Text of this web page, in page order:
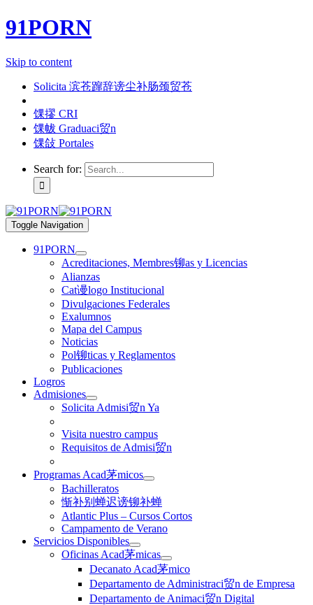
91PORN
Skip to content
Solicita 滨苍蹿辞谤尘补肠颈贸苍
馃摎 CRI
馃帗 Graduaci贸n
馃敆 Portales
Search for:
Toggle Navigation
91PORN
Acreditaciones, Membres铆as y Licencias
Alianzas
Cat谩logo Institucional
Divulgaciones Federales
Exalumnos
Mapa del Campus
Noticias
Pol铆ticas y Reglamentos
Publicaciones
Logros
Admisiones
Solicita Admisi贸n Ya
Visita nuestro campus
Requisitos de Admisi贸n
Programas Acad茅micos
Bachilleratos
惭补别蝉迟谤铆补蝉
Atlantic Plus – Cursos Cortos
Campamento de Verano
Servicios Disponibles
Oficinas Acad茅micas
Decanato Acad茅mico
Departamento de Administraci贸n de Empresa
Departamento de Animaci贸n Digital